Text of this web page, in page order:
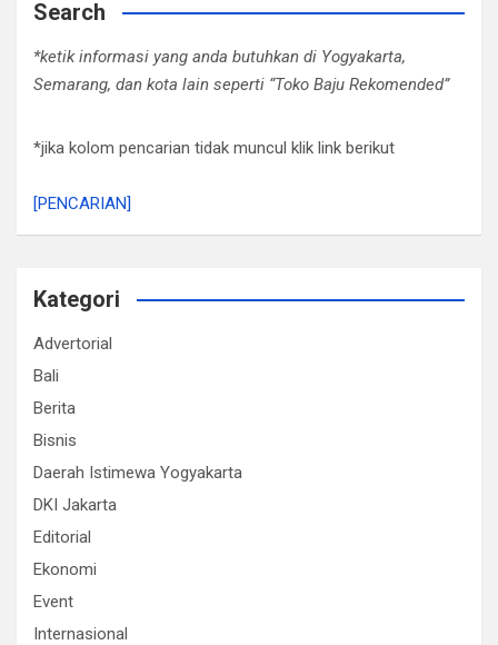
Search
*ketik informasi yang anda butuhkan di Yogyakarta,
Semarang, dan kota lain seperti “Toko Baju Rekomended”
*jika kolom pencarian tidak muncul klik link berikut
[PENCARIAN]
Kategori
Advertorial
Bali
Berita
Bisnis
Daerah Istimewa Yogyakarta
DKI Jakarta
Editorial
Ekonomi
Event
Internasional